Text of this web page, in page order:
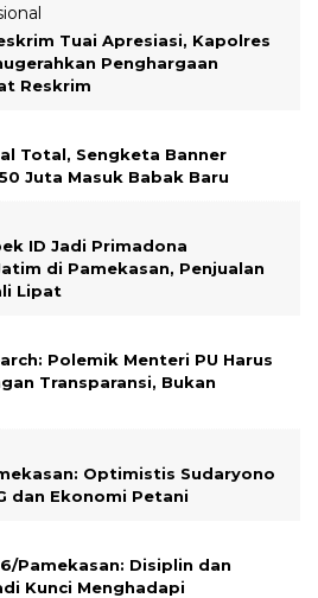
Tuai Apresiasi, Kapolres
Penghargaan
Reskrim
Total, Sengketa Banner
Juta Masuk Babak Baru
ID Jadi Primadona
di Pamekasan, Penjualan
Lipat
Polemik Menteri PU Harus
Transparansi, Bukan
Optimistis Sudaryono
dan Ekonomi Petani
Pamekasan: Disiplin dan
Kunci Menghadapi